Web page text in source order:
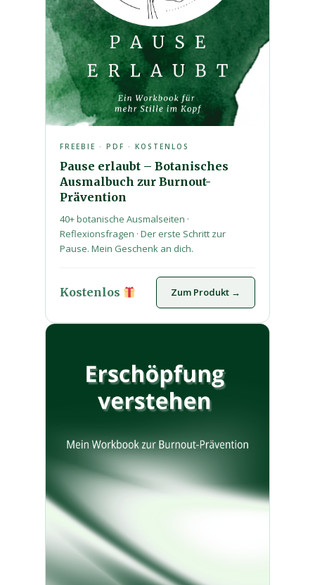
FREEBIE · PDF · KOSTENLOS
Pause erlaubt – Botanisches
Ausmalbuch zur Burnout-
Prävention
40+ botanische Ausmalseiten ·
Reflexionsfragen · Der erste Schritt zur
Pause. Mein Geschenk an dich.
Kostenlos Zum Produkt →